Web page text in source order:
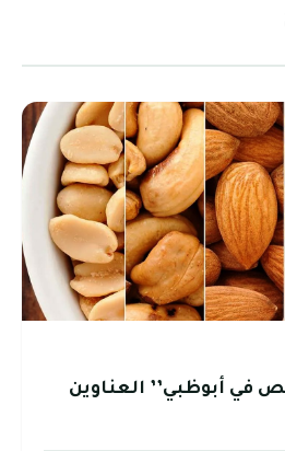
في أبوظبي’’ العناوين